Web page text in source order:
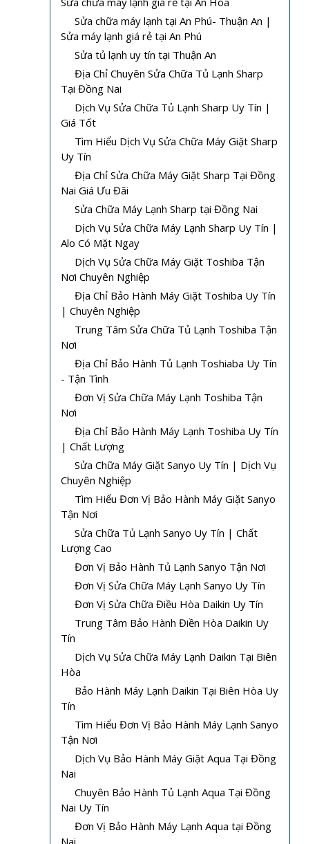
Sửa chữa máy lạnh tại An Phú- Thuận An |
Sửa máy lạnh giá rẻ tại An Phú
Sửa tủ lạnh uy tín tại Thuận An
Địa Chỉ Chuyên Sửa Chữa Tủ Lạnh Sharp
Tại Đồng Nai
Dịch Vụ Sửa Chữa Tủ Lạnh Sharp Uy Tín |
Giá Tốt
Tìm Hiểu Dịch Vụ Sửa Chữa Máy Giặt Sharp
Uy Tín
Địa Chỉ Sửa Chữa Máy Giặt Sharp Tại Đồng
Nai Giá Ưu Đãi
Sửa Chữa Máy Lạnh Sharp tại Đồng Nai
Dịch Vụ Sửa Chữa Máy Lạnh Sharp Uy Tín |
Alo Có Mặt Ngay
Dịch Vụ Sửa Chữa Máy Giặt Toshiba Tận
Nơi Chuyên Nghiệp
Địa Chỉ Bảo Hành Máy Giặt Toshiba Uy Tín
| Chuyên Nghiệp
Trung Tâm Sửa Chữa Tủ Lạnh Toshiba Tận
Nơi
Địa Chỉ Bảo Hành Tủ Lạnh Toshiaba Uy Tín
- Tận Tình
Đơn Vị Sửa Chữa Máy Lạnh Toshiba Tận
Nơi
Địa Chỉ Bảo Hành Máy Lạnh Toshiba Uy Tín
| Chất Lượng
Sửa Chữa Máy Giặt Sanyo Uy Tín | Dịch Vụ
Chuyên Nghiệp
Tìm Hiểu Đơn Vị Bảo Hành Máy Giặt Sanyo
Tận Nơi
Sửa Chữa Tủ Lạnh Sanyo Uy Tín | Chất
Lượng Cao
Đơn Vị Bảo Hành Tủ Lạnh Sanyo Tận Nơi
Đơn Vị Sửa Chữa Máy Lạnh Sanyo Uy Tín
Đơn Vị Sửa Chữa Điều Hòa Daikin Uy Tín
Trung Tâm Bảo Hành Điền Hòa Daikin Uy
Tín
Dịch Vụ Sửa Chữa Máy Lạnh Daikin Tại Biên
Hòa
Bảo Hành Máy Lạnh Daikin Tại Biên Hòa Uy
Tín
Tìm Hiểu Đơn Vị Bảo Hành Máy Lạnh Sanyo
Tận Nơi
Dịch Vụ Bảo Hành Máy Giặt Aqua Tại Đồng
Nai
Chuyên Bảo Hành Tủ Lạnh Aqua Tại Đồng
Nai Uy Tín
Đơn Vị Bảo Hành Máy Lạnh Aqua tại Đồng
Nai